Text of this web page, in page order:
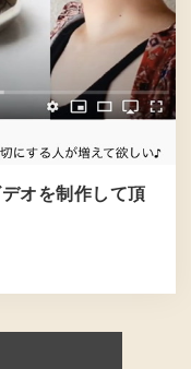
オを制作して頂